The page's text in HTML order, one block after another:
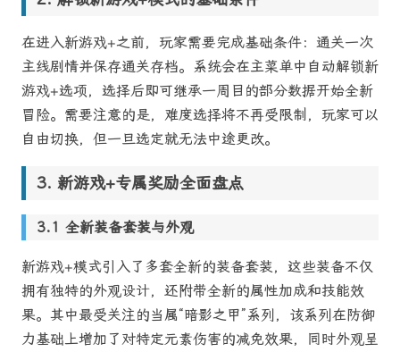
在进入新游戏+之前，玩家需要完成基础条件：通关一次
主线剧情并保存通关存档。系统会在主菜单中自动解锁新
游戏+选项，选择后即可继承一周目的部分数据开始全新
冒险。需要注意的是，难度选择将不再受限制，玩家可以
自由切换，但一旦选定就无法中途更改。
新游戏+专属奖励全面盘点
全新装备套装与外观
新游戏+模式引入了多套全新的装备套装，这些装备不仅
拥有独特的外观设计，还附带全新的属性加成和技能效
果。其中最受关注的当属“暗影之甲”系列，该系列在防御
力基础上增加了对特定元素伤害的减免效果，同时外观呈